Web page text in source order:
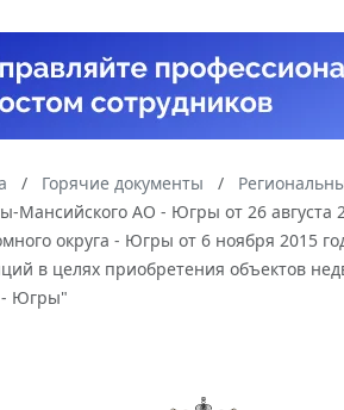
Горячие документы
Мансийского АО - Югры от 26
округа - Югры от 6 ноября 2015
в целях приобретения объектов
- Югры"